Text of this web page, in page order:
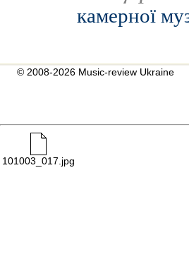
камерної
© 2008-2026 Music-review Ukraine
101003_017.jpg